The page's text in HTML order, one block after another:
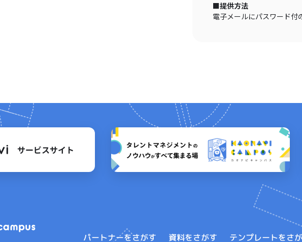
■提供方法
電子メールにパスワード付
パートナーをさがす 資料をさがす テンプレートをさ